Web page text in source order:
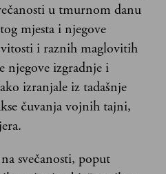
u tmurnom danu
mjesta i njegove
i raznih maglovitih
njegove izgradnje i
izranjale iz tadašnje
čuvanja vojnih tajni,
svečanosti, poput